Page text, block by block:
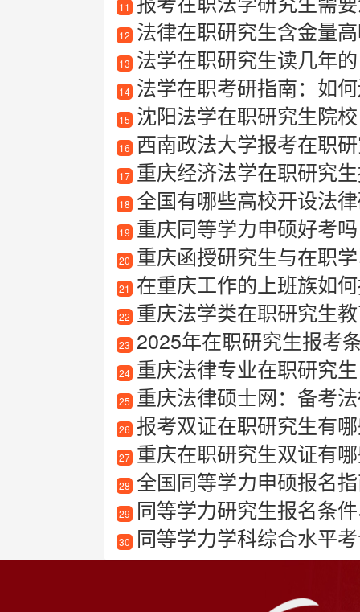
11
12 法律在职研究生含金量
13 法学在职研究生读几年的
14 法学在职考研指南：如
15 沈阳法学在职研究生院校
16 西南政法大学报考在职
17 重庆经济法学在职研究生
18 全国有哪些高校开设法
19 重庆同等学力申硕好考吗
20 重庆函授研究生与在职
21 在重庆工作的上班族如
22 重庆法学类在职研究生
23 2025年在职研究生报考
24 重庆法律专业在职研究生
25 重庆法律硕士网：备考
26 报考双证在职研究生有
27 重庆在职研究生双证有
28 全国同等学力申硕报名
29 同等学力研究生报名条
30 同等学力学科综合水平